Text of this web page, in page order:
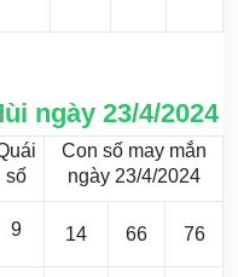
ngày 23/4/2024
số
Con số may mắn
ngày 23/4/2024
9 14 66 76